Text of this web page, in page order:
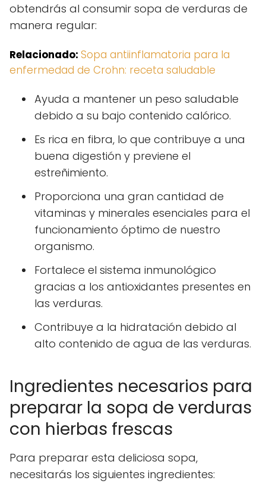
obtendrás al consumir sopa de verduras de
manera regular:
Relacionado: Sopa antiinflamatoria para la
enfermedad de Crohn: receta saludable
Ayuda a mantener un peso saludable
debido a su bajo contenido calórico.
Es rica en fibra, lo que contribuye a una
buena digestión y previene el
estreñimiento.
Proporciona una gran cantidad de
vitaminas y minerales esenciales para el
funcionamiento óptimo de nuestro
organismo.
Fortalece el sistema inmunológico
gracias a los antioxidantes presentes en
las verduras.
Contribuye a la hidratación debido al
alto contenido de agua de las verduras.
Ingredientes necesarios para
preparar la sopa de verduras
con hierbas frescas
Para preparar esta deliciosa sopa,
necesitarás los siguientes ingredientes: